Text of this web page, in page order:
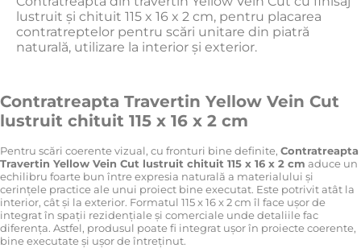
lustruit și chituit 115 x 16 x 2 cm, pentru placarea
contratreptelor pentru scări unitare din piatră
naturală, utilizare la interior și exterior.
Contratreapta Travertin Yellow Vein Cut
lustruit chituit 115 x 16 x 2 cm
Pentru scări coerente vizual, cu fronturi bine definite, Contratreapta
Travertin Yellow Vein Cut lustruit chituit 115 x 16 x 2 cm aduce un
echilibru foarte bun între expresia naturală a materialului și
cerințele practice ale unui proiect bine executat. Este potrivit atât la
interior, cât și la exterior. Formatul 115 x 16 x 2 cm îl face ușor de
integrat în spații rezidențiale și comerciale unde detaliile fac
diferența. Astfel, produsul poate fi integrat ușor în proiecte coerente,
bine executate și ușor de întreținut.